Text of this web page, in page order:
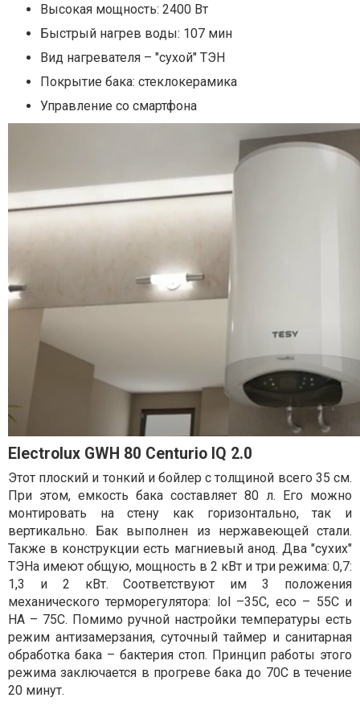
Высокая мощность: 2400 Вт
Быстрый нагрев воды: 107 мин
Вид нагревателя – "сухой" ТЭН
Покрытие бака: стеклокерамика
Управление со смартфона
Electrolux GWH 80 Centurio IQ 2.0
Этот плоский и тонкий и бойлер с толщиной всего 35 см.
При этом, емкость бака составляет 80 л. Его можно
монтировать на стену как горизонтально, так и
вертикально. Бак выполнен из нержавеющей стали.
Также в конструкции есть магниевый анод. Два "сухих"
ТЭНа имеют общую, мощность в 2 кВт и три режима: 0,7:
1,3 и 2 кВт. Соответствуют им 3 положения
механического терморегулятора: lol –35С, eco – 55С и
HA – 75C. Помимо ручной настройки температуры есть
режим антизамерзания, суточный таймер и санитарная
обработка бака – бактерия стоп. Принцип работы этого
режима заключается в прогреве бака до 70С в течение
20 минут.